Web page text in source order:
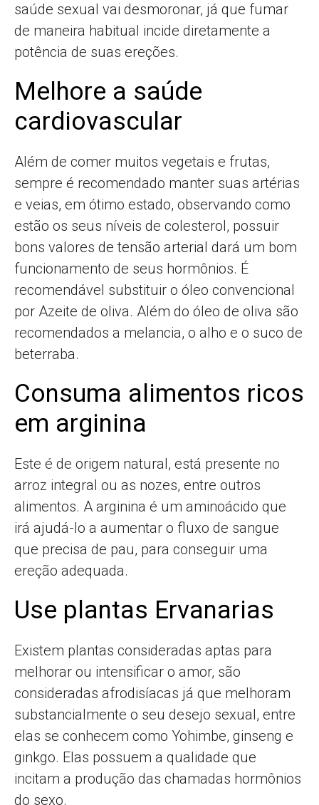
saúde sexual vai desmoronar, já que fumar
de maneira habitual incide diretamente a
potência de suas ereções.
Melhore a saúde
cardiovascular
Além de comer muitos vegetais e frutas,
sempre é recomendado manter suas artérias
e veias, em ótimo estado, observando como
estão os seus níveis de colesterol, possuir
bons valores de tensão arterial dará um bom
funcionamento de seus hormônios. É
recomendável substituir o óleo convencional
por Azeite de oliva. Além do óleo de oliva são
recomendados a melancia, o alho e o suco de
beterraba.
Consuma alimentos ricos
em arginina
Este é de origem natural, está presente no
arroz integral ou as nozes, entre outros
alimentos. A arginina é um aminoácido que
irá ajudá-lo a aumentar o fluxo de sangue
que precisa de pau, para conseguir uma
ereção adequada.
Use plantas Ervanarias
Existem plantas consideradas aptas para
melhorar ou intensificar o amor, são
consideradas afrodisíacas já que melhoram
substancialmente o seu desejo sexual, entre
elas se conhecem como Yohimbe, ginseng e
ginkgo. Elas possuem a qualidade que
incitam a produção das chamadas hormônios
do sexo.